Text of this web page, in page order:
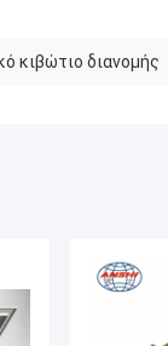
κιβώτιο διανομής